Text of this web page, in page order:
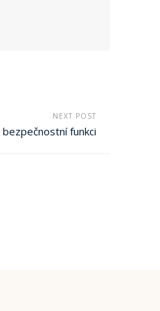
NEXT POST
funkci